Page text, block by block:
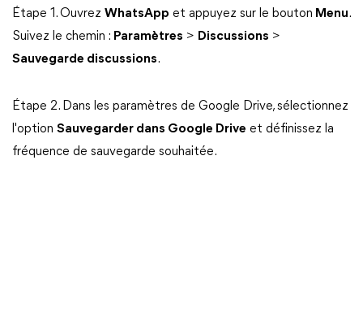
Étape 1. Ouvrez WhatsApp et appuyez sur le bouton Menu.
Suivez le chemin : Paramètres > Discussions >
Sauvegarde discussions.
Étape 2. Dans les paramètres de Google Drive, sélectionnez
l'option Sauvegarder dans Google Drive et définissez la
fréquence de sauvegarde souhaitée.